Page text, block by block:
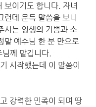
보이기도 합니다. 자녀
런데 문득 말씀을 보니
시는 영생의 기쁨과 소
말 예수님 한 분 만으로
께 맡깁니다.
시작했는데 이 말씀이
강력한 민족이 되며 땅